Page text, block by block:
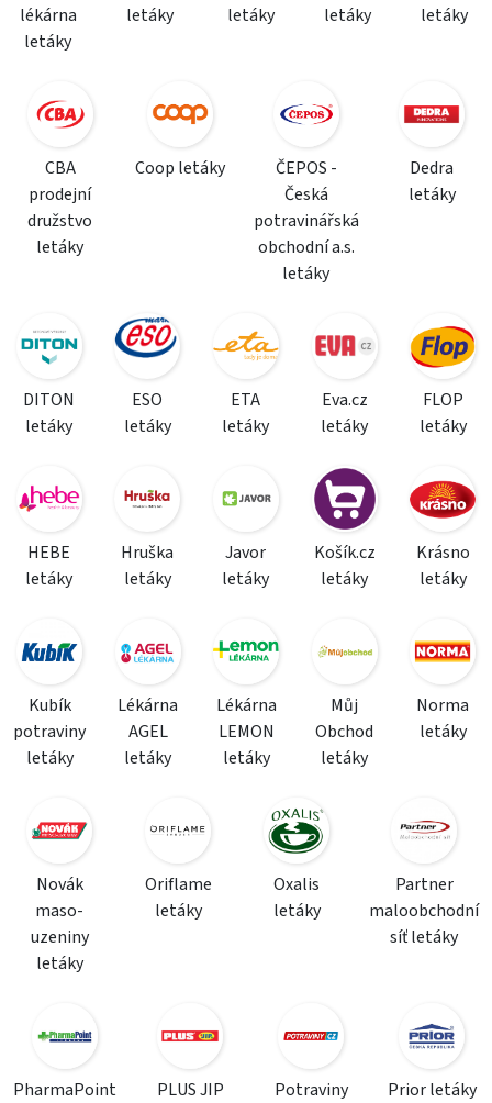
lékárna
letáky
letáky
letáky
letáky
letáky
CBA
prodejní
družstvo
letáky
Coop letáky
ČEPOS -
Česká
potravinářská
obchodní a.s.
letáky
Dedra
letáky
DITON
letáky
ESO
letáky
ETA
letáky
Eva.cz
letáky
FLOP
letáky
HEBE
letáky
Hruška
letáky
Javor
letáky
Košík.cz
letáky
Krásno
letáky
Kubík
potraviny
letáky
Lékárna
AGEL
letáky
Lékárna
LEMON
letáky
Můj
Obchod
letáky
Norma
letáky
Novák
maso-
uzeniny
letáky
Oriflame
letáky
Oxalis
letáky
Partner
maloobchodní
síť letáky
PharmaPoint
PLUS JIP
Potraviny
Prior letáky